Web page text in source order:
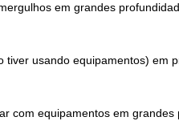
em grandes
tiver usando equipamentos) em
com equipamentos em grandes